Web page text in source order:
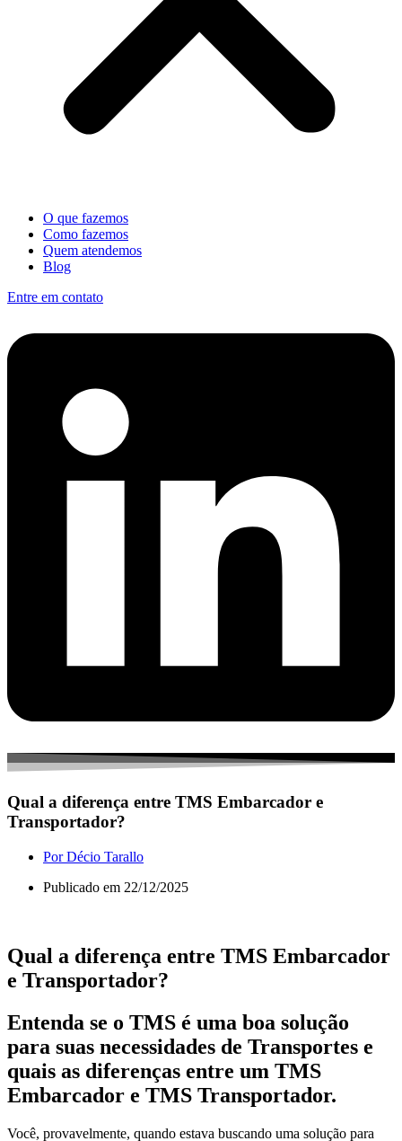
O que fazemos
Como fazemos
Quem atendemos
Blog
Entre em contato
Qual a diferença entre TMS Embarcador e
Transportador?
PorDécio Tarallo
Publicado em 22/12/2025
Qual a diferença entre TMS Embarcador
e Transportador?
Entenda se o TMS é uma boa solução
para suas necessidades de Transportes e
quais as diferenças entre um TMS
Embarcador e TMS Transportador.
Você, provavelmente, quando estava buscando uma solução para